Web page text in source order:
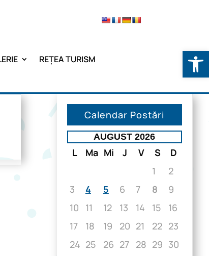
REȚEA TURISM
Calendar Postări
AUGUST 2026
L Ma Mi J V S
D
1
2
3
4 5 6 7 8
9
10
11 12 13 14 15
16
17
18 19 20 21 22 23
24 25 26 27 28 29 30